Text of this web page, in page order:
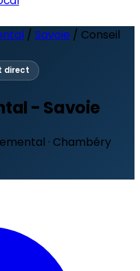
/ Savoie / Conseil
direct
- Savoie
· Chambéry